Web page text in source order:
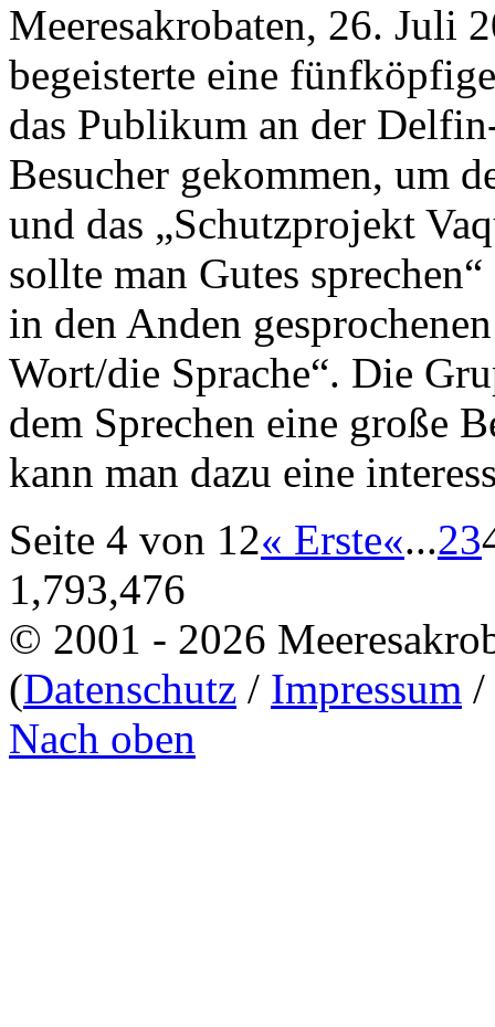
Meeresakrobaten, 26. Juli
begeisterte eine
das Publikum an der
Besucher gekommen, um
und das „Schutzprojekt
sollte man Gutes
in den Anden
Wort/die Sprache“. Die
dem Sprechen eine große
kann man dazu eine
Seite 4 von 12« Erste«...23
1,793,476
© 2001 - 2026
(Datenschutz / Impressum /
Nach oben